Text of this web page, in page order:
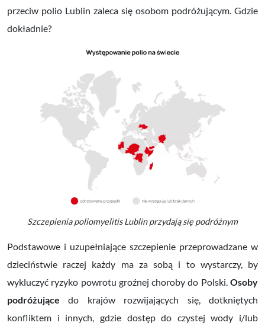
przeciw polio Lublin zaleca się osobom podróżującym. Gdzie
dokładnie?
Szczepienia poliomyelitis Lublin przydają się podróżnym
Podstawowe i uzupełniające szczepienie przeprowadzane w
dzieciństwie raczej każdy ma za sobą i to wystarczy, by
wykluczyć ryzyko powrotu groźnej choroby do Polski. Osoby
podróżującedo krajów rozwijających się,dotkniętych
konfliktem i innych, gdzie dostęp do czystej wody i/lub